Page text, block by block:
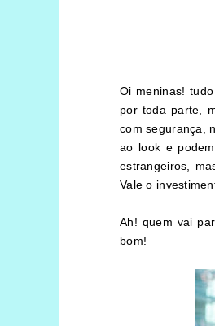
Oi meninas!
por toda parte,
com segurança,
ao look e
estrangeiros,
Vale o
Ah! quem vai
bom!